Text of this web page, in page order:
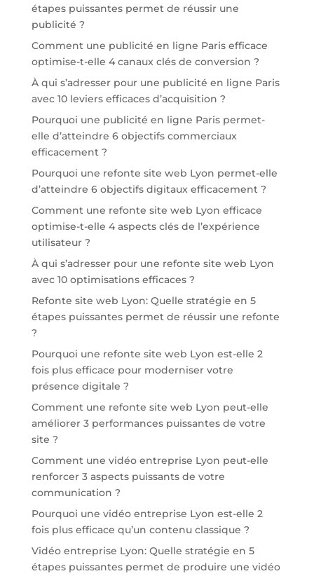
étapes puissantes permet de réussir une
publicité ?
Comment une publicité en ligne Paris efficace
optimise-t-elle 4 canaux clés de conversion ?
À qui s’adresser pour une publicité en ligne Paris
avec 10 leviers efficaces d’acquisition ?
Pourquoi une publicité en ligne Paris permet-
elle d’atteindre 6 objectifs commerciaux
efficacement ?
Pourquoi une refonte site web Lyon permet-elle
d’atteindre 6 objectifs digitaux efficacement ?
Comment une refonte site web Lyon efficace
optimise-t-elle 4 aspects clés de l’expérience
utilisateur ?
À qui s’adresser pour une refonte site web Lyon
avec 10 optimisations efficaces ?
Refonte site web Lyon: Quelle stratégie en 5
étapes puissantes permet de réussir une refonte
?
Pourquoi une refonte site web Lyon est-elle 2
fois plus efficace pour moderniser votre
présence digitale ?
Comment une refonte site web Lyon peut-elle
améliorer 3 performances puissantes de votre
site ?
Comment une vidéo entreprise Lyon peut-elle
renforcer 3 aspects puissants de votre
communication ?
Pourquoi une vidéo entreprise Lyon est-elle 2
fois plus efficace qu’un contenu classique ?
Vidéo entreprise Lyon: Quelle stratégie en 5
étapes puissantes permet de produire une vidéo